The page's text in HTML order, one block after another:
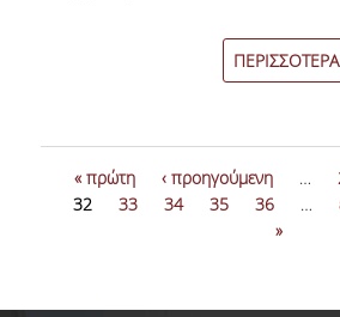
ΝΕΑ - ΔΡΑΣΤΗΡΙΟΤΗΤΕΣ
ΥΠΟΨΗΦΙΟΙ ΔΙΔΑΚΤΟΡΕΣ
ΠΕΡΙΣΣΟΤΕΡΑ
« πρώτη ‹ προηγούμενη …
32
33 34 35 36 …
»